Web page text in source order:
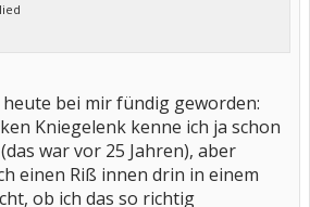
bei mir fündig geworden:
Kniegelenk kenne ich ja schon
war vor 25 Jahren), aber
einen Riß innen drin in einem
ob ich das so richtig